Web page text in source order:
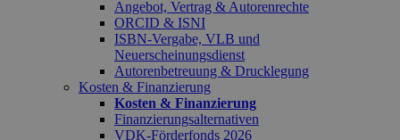
Angebot, Vertrag & Autorenrechte
ORCID & ISNI
ISBN-Vergabe, VLB und
Neuerscheinungsdienst
Autorenbetreuung & Drucklegung
Kosten & Finanzierung
Kosten & Finanzierung
Finanzierungsalternativen
VDK-Förderfonds 2026